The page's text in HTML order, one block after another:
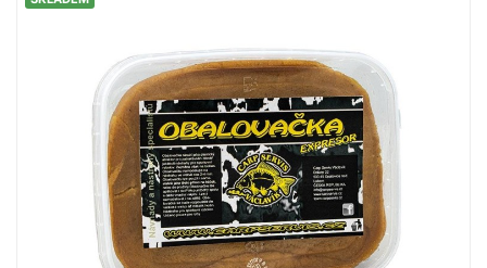
s příjemným medovým aroma, vhodná k lovu